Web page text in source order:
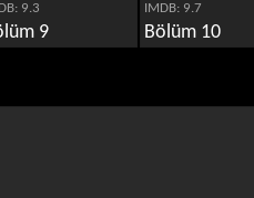
9.3
9
IMDB: 9.7
Bölüm 10